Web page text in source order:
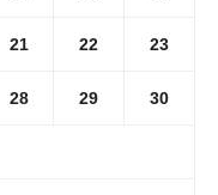
21 22 23
28 29 30